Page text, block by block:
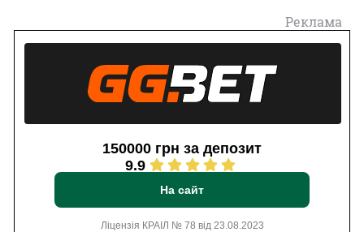
Реклама
150000 грн за депозит
9.9
На сайт
Ліцензія КРАІЛ № 78 від 23.08.2023